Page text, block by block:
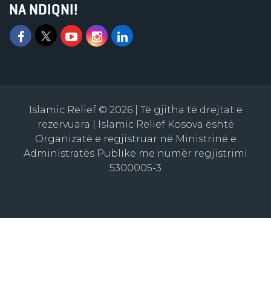
NA NDIQNI!
Islamic Relief © 2026 | Të gjitha të drejtat e
rezervuara | Islamic Relief Kosova është
Organizatë e regjistruar në Ministrinë e
Administratës Publike me numër regjistrimi
5300005-3